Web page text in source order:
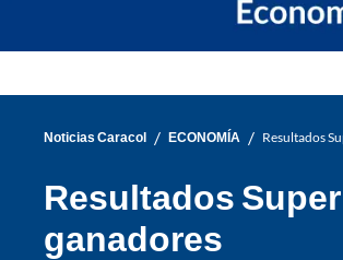
Noticias Caracol / ECONOMÍA / Resultados
Resultados
ganadores